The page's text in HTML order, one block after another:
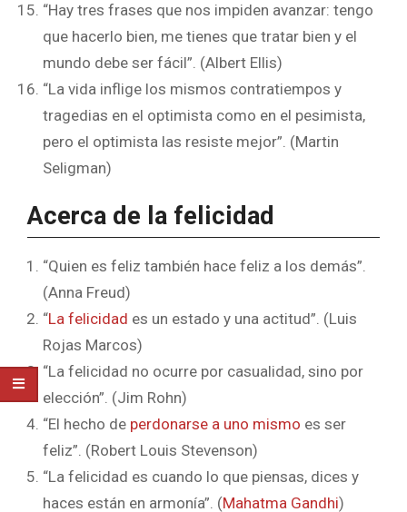
“Hay tres frases que nos impiden avanzar: tengo
que hacerlo bien, me tienes que tratar bien y el
mundo debe ser fácil”. (Albert Ellis)
“La vida inflige los mismos contratiempos y
tragedias en el optimista como en el pesimista,
pero el optimista las resiste mejor”. (Martin
Seligman)
Acerca de la felicidad
“Quien es feliz también hace feliz a los demás”.
(Anna Freud)
“La felicidad es un estado y una actitud”. (Luis
Rojas Marcos)
“La felicidad no ocurre por casualidad, sino por
elección”. (Jim Rohn)
“El hecho de perdonarse a uno mismo es ser
feliz”. (Robert Louis Stevenson)
“La felicidad es cuando lo que piensas, dices y
haces están en armonía”. (Mahatma Gandhi)